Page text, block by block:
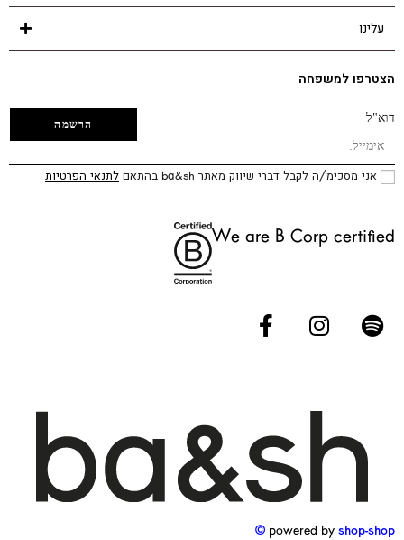
עלינו
הצטרפו למשפחה
דוא"ל
אני מסכימ/ה לקבל דברי שיווק מאתר ba&sh בהתאם לתנאי הפרטיות
We are B Corp certified
powered by shop-shop ©️